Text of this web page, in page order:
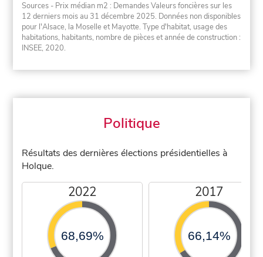
Sources - Prix médian m2 : Demandes Valeurs foncières sur les
12 derniers mois au 31 décembre 2025. Données non disponibles
pour l'Alsace, la Moselle et Mayotte. Type d'habitat, usage des
habitations, habitants, nombre de pièces et année de construction :
INSEE, 2020.
Politique
Résultats des dernières élections présidentielles à
Holque.
2022
68,69%
2017
66,14%